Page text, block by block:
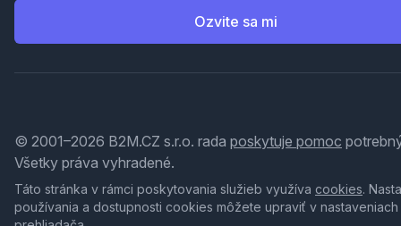
Ozvite sa mi
© 2001–2026 B2M.CZ s.r.o. rada poskytuje pomoc
Všetky práva vyhradené.
Táto stránka v rámci poskytovania služieb využíva cookies.
používania a dostupnosti cookies môžete upraviť v nastaveniach